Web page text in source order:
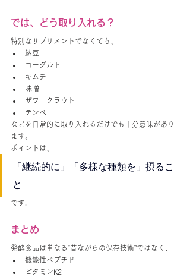
では、どう取り入れる？
特別なサプリメントでなくても、
納豆
ヨーグルト
キムチ
味噌
ザワークラウト
テンペ
などを日常的に取り入れるだけでも十分意味があり
ます。
ポイントは、
「継続的に」「多様な種類を」摂るこ
と
です。
まとめ
発酵食品は単なる“昔ながらの保存技術”ではなく、
機能性ペプチド
ビタミンK2